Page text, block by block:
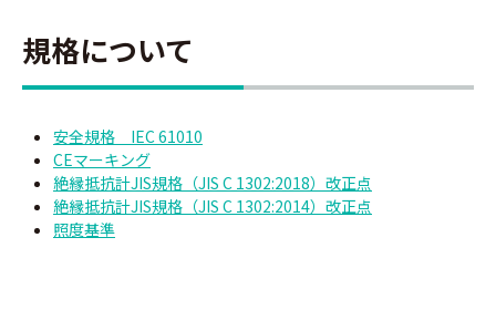
規格について
安全規格 IEC 61010
CEマーキング
絶縁抵抗計JIS規格（JIS C 1302:2018）改正点
絶縁抵抗計JIS規格（JIS C 1302:2014）改正点
照度基準